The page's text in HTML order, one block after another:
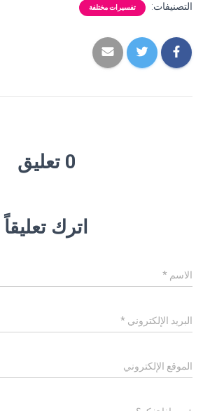
التصنيفات: تفسيرات مختلفة
0 تعليق
اترك تعليقاً
الاسم *
البريد الإلكتروني *
الموقع الإلكتروني